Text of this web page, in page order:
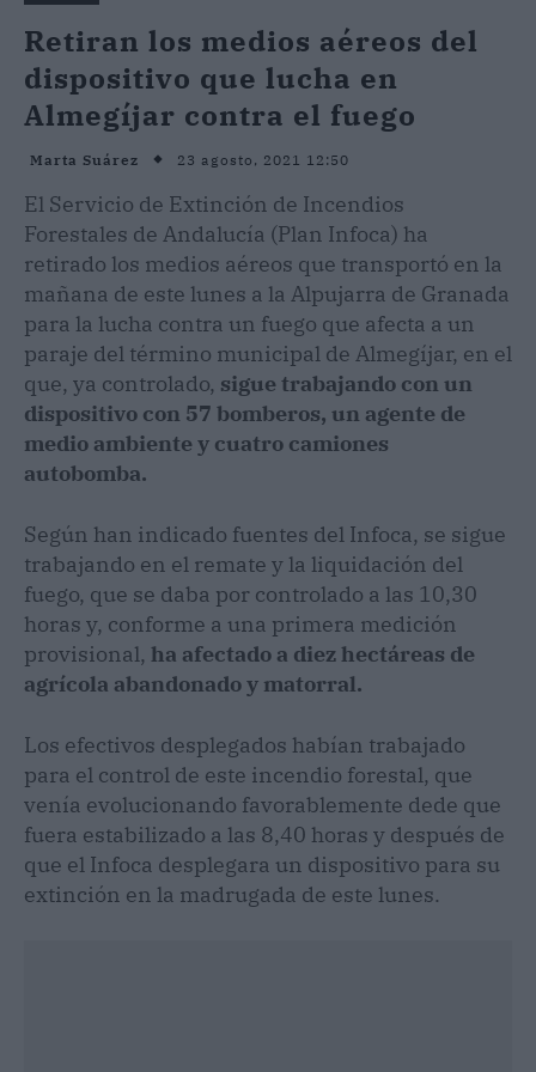
Retiran los medios aéreos del
dispositivo que lucha en
Almegíjar contra el fuego
Marta Suárez 23 agosto, 2021 12:50
El Servicio de Extinción de Incendios
Forestales de Andalucía (Plan Infoca) ha
retirado los medios aéreos que transportó en la
mañana de este lunes a la Alpujarra de Granada
para la lucha contra un fuego que afecta a un
paraje del término municipal de Almegíjar, en el
que, ya controlado, sigue trabajando con un
dispositivo con 57 bomberos, un agente de
medio ambiente y cuatro camiones
autobomba.
Según han indicado fuentes del Infoca, se sigue
trabajando en el remate y la liquidación del
fuego, que se daba por controlado a las 10,30
horas y, conforme a una primera medición
provisional, ha afectado a diez hectáreas de
agrícola abandonado y matorral.
Los efectivos desplegados habían trabajado
para el control de este incendio forestal, que
venía evolucionando favorablemente dede que
fuera estabilizado a las 8,40 horas y después de
que el Infoca desplegara un dispositivo para su
extinción en la madrugada de este lunes.